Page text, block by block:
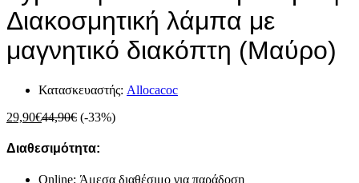
Διακοσμητική λάμπα με
μαγνητικό διακόπτη (Μαύρο)
Κατασκευαστής: Allocacoc
29,90€44,90€ (-33%)
Διαθεσιμότητα:
Online: Άμεσα διαθέσιμο για παράδοση